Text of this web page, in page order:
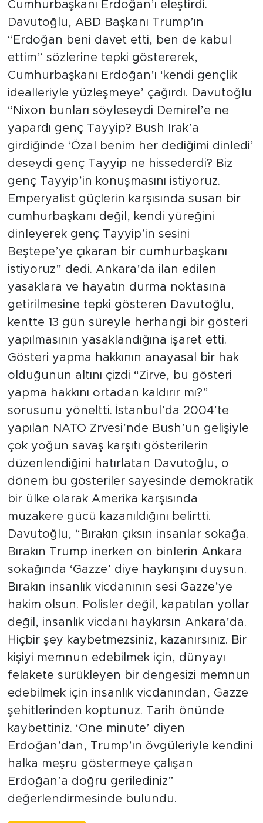
Cumhurbaşkanı Erdoğan’ı eleştirdi.
Davutoğlu, ABD Başkanı Trump’ın
“Erdoğan beni davet etti, ben de kabul
ettim” sözlerine tepki göstererek,
Cumhurbaşkanı Erdoğan’ı ‘kendi gençlik
idealleriyle yüzleşmeye’ çağırdı. Davutoğlu
“Nixon bunları söyleseydi Demirel’e ne
yapardı genç Tayyip? Bush Irak’a
girdiğinde ‘Özal benim her dediğimi dinledi’
deseydi genç Tayyip ne hissederdi? Biz
genç Tayyip’in konuşmasını istiyoruz.
Emperyalist güçlerin karşısında susan bir
cumhurbaşkanı değil, kendi yüreğini
dinleyerek genç Tayyip’in sesini
Beştepe’ye çıkaran bir cumhurbaşkanı
istiyoruz” dedi. Ankara’da ilan edilen
yasaklara ve hayatın durma noktasına
getirilmesine tepki gösteren Davutoğlu,
kentte 13 gün süreyle herhangi bir gösteri
yapılmasının yasaklandığına işaret etti.
Gösteri yapma hakkının anayasal bir hak
olduğunun altını çizdi “Zirve, bu gösteri
yapma hakkını ortadan kaldırır mı?”
sorusunu yöneltti. İstanbul’da 2004’te
yapılan NATO Zrvesi’nde Bush’un gelişiyle
çok yoğun savaş karşıtı gösterilerin
düzenlendiğini hatırlatan Davutoğlu, o
dönem bu gösteriler sayesinde demokratik
bir ülke olarak Amerika karşısında
müzakere gücü kazanıldığını belirtti.
Davutoğlu, “Bırakın çıksın insanlar sokağa.
Bırakın Trump inerken on binlerin Ankara
sokağında ‘Gazze’ diye haykırışını duysun.
Bırakın insanlık vicdanının sesi Gazze’ye
hakim olsun. Polisler değil, kapatılan yollar
değil, insanlık vicdanı haykırsın Ankara’da.
Hiçbir şey kaybetmezsiniz, kazanırsınız. Bir
kişiyi memnun edebilmek için, dünyayı
felakete sürükleyen bir dengesizi memnun
edebilmek için insanlık vicdanından, Gazze
şehitlerinden koptunuz. Tarih önünde
kaybettiniz. ‘One minute’ diyen
Erdoğan’dan, Trump’ın övgüleriyle kendini
halka meşru göstermeye çalışan
Erdoğan’a doğru gerilediniz”
değerlendirmesinde bulundu.